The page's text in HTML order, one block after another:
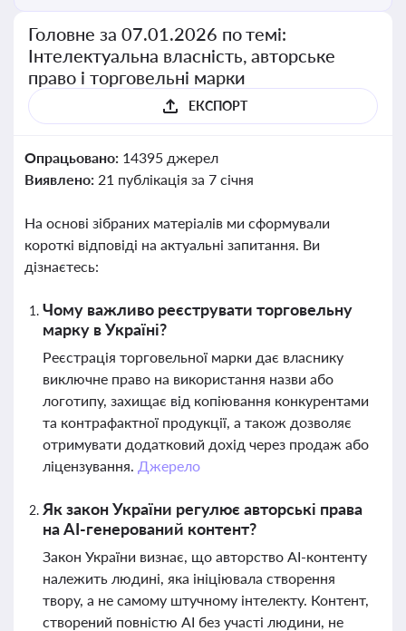
Головне за 07.01.2026 по темі:
Інтелектуальна власність, авторське
право і торговельні марки
ЕКСПОРТ
Опрацьовано: 14395 джерел
Виявлено: 21 публікація за 7 січня
На основі зібраних матеріалів ми сформували
короткі відповіді на актуальні запитання. Ви
дізнаєтесь:
Чому важливо реєструвати торговельну
марку в Україні?
Реєстрація торговельної марки дає власнику
виключне право на використання назви або
логотипу, захищає від копіювання конкурентами
та контрафактної продукції, а також дозволяє
отримувати додатковий дохід через продаж або
ліцензування. Джерело
Як закон України регулює авторські права
на AI-генерований контент?
Закон України визнає, що авторство AI-контенту
належить людині, яка ініціювала створення
твору, а не самому штучному інтелекту. Контент,
створений повністю AI без участі людини, не